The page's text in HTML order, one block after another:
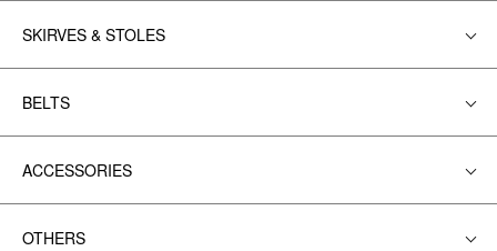
SKIRVES & STOLES
BELTS
ACCESSORIES
OTHERS